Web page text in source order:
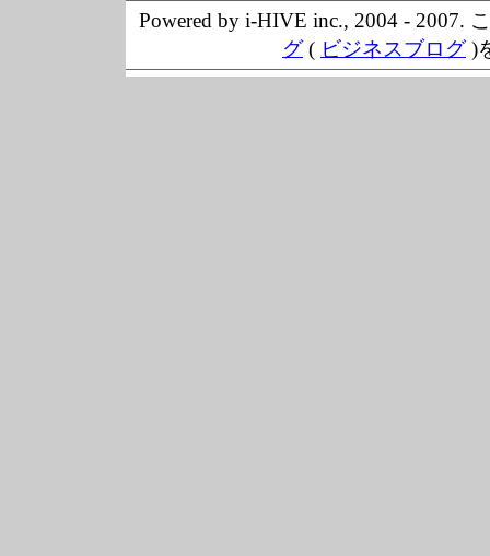
Powered by i-HIVE inc., 2004 - 2007.
グ( ビジネスブログ)